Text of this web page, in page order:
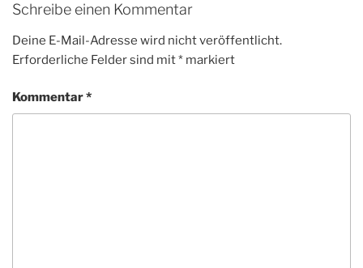
Schreibe einen Kommentar
Deine E-Mail-Adresse wird nicht veröffentlicht.
Erforderliche Felder sind mit* markiert
Kommentar*